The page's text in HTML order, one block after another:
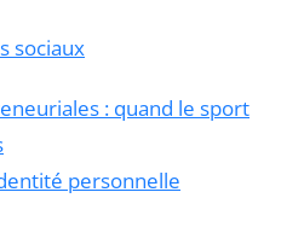
sociaux
: quand le sport
personnelle